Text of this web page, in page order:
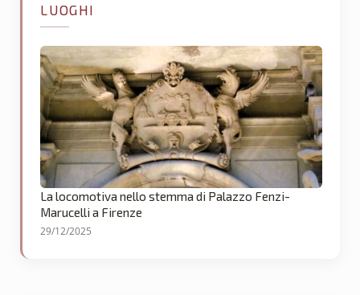
LUOGHI
La locomotiva nello stemma di Palazzo Fenzi-
Marucelli a Firenze
29/12/2025